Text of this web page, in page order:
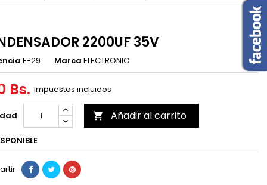
2200UF 35V
E-29 Marca ELECTRONIC
Bs. Impuestos incluidos
 Añadir al carrito